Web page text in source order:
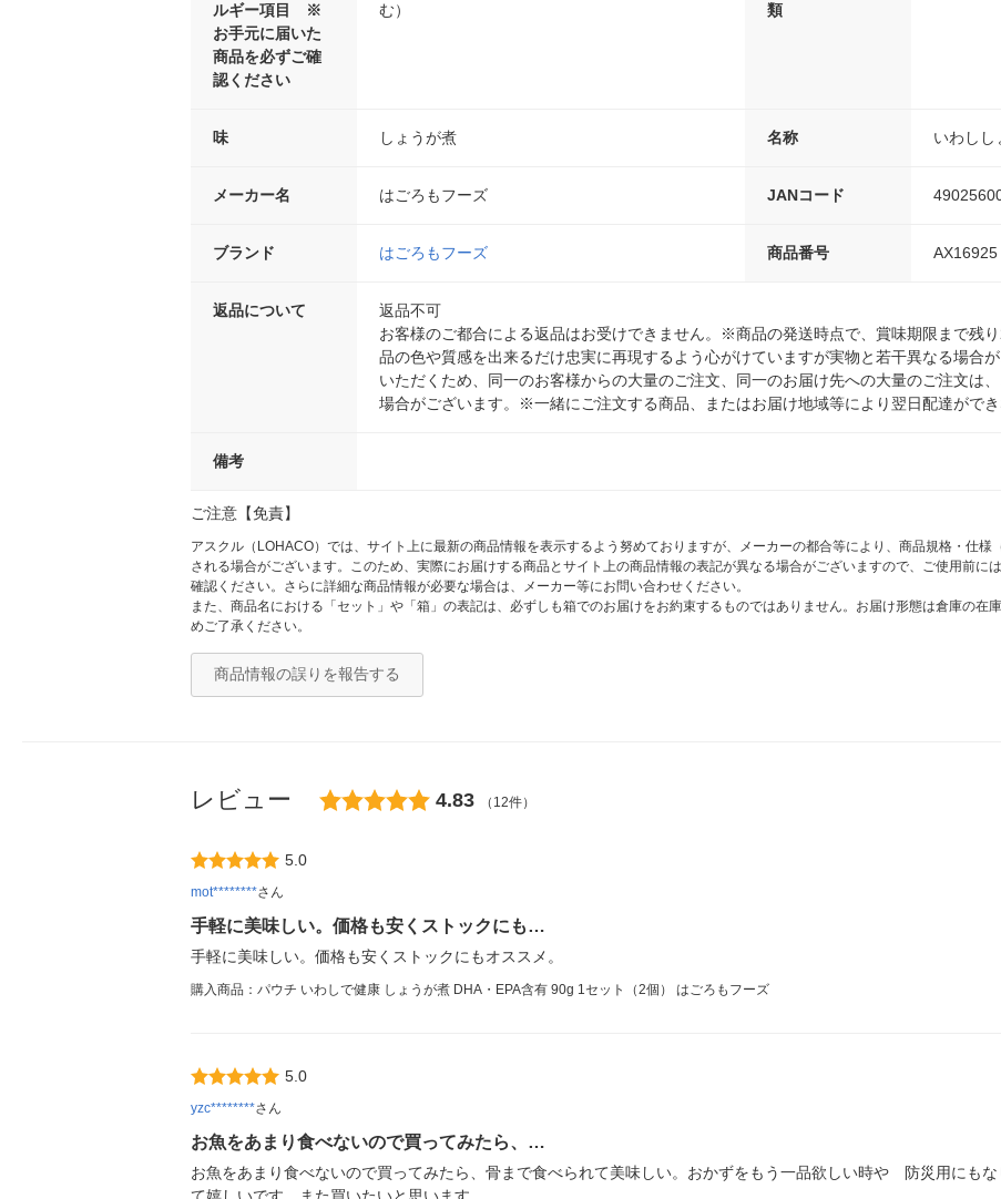
ルギー項目 ※
お手元に届いた
商品を必ずご確
認ください
む）
類
味 しょうが煮 名称 いわしし
メーカー名 はごろもフーズ JANコード
ブランド はごろもフーズ 商品番号 AX16925
返品について
返品不可
お客様のご都合による返品はお受けできません。※商品の発送時点で、賞味期限まで残
品の色や質感を出来るだけ忠実に再現するよう心がけていますが実物と若干異なる場合
いただくため、同一のお客様からの大量のご注文、同一のお届け先への大量のご注文は
場合がございます。※一緒にご注文する商品、またはお届け地域等により翌日配達ができ
備考
ご注意【免責】
アスクル（LOHACO）では、サイト上に最新の商品情報を表示するよう努めておりますが、メーカーの都合等により、商品規格・仕
される場合がございます。このため、実際にお届けする商品とサイト上の商品情報の表記が異なる場合がございますので、ご使用前に
確認ください。さらに詳細な商品情報が必要な場合は、メーカー等にお問い合わせください。
また、商品名における「セット」や「箱」の表記は、必ずしも箱でのお届けをお約束するものではありません。お届け形態は倉庫の在
めご了承ください。
商品情報の誤りを報告する
レビュー 4.83 （12件）
5.0
mot********さん
手軽に美味しい。価格も安くストックにも…
手軽に美味しい。価格も安くストックにもオススメ。
購入商品：パウチ いわしで健康 しょうが煮 DHA・EPA含有 90g 1セット（2個） はごろもフーズ
5.0
yzc********さん
お魚をあまり食べないので買ってみたら、…
お魚をあまり食べないので買ってみたら、骨まで食べられて美味しい。おかずをもう一品欲しい時や 防災用にも